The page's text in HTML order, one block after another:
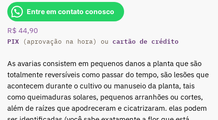
Entre em contato conosco
R$ 44,90
PIX (aprovação na hora) ou cartão de crédito
As avarias consistem em pequenos danos a planta que são
totalmente reversíveis como passar do tempo, são lesões que
acontecem durante o cultivo ou manuseio da planta, tais
como queimaduras solares, pequenos arranhões ou cortes,
além de raízes que apodreceram e cicatrizaram. elas podem